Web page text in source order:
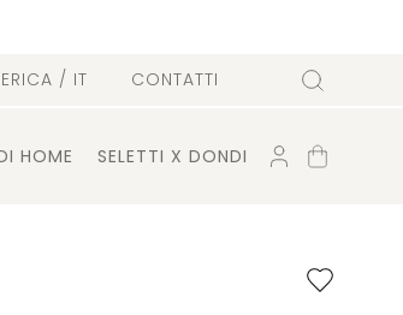
/ IT CONTATTI Cerca
HOME SELETTI X DONDI ACCOUNT
CARRELLO
Aggiungi